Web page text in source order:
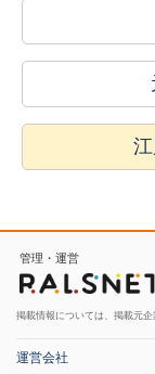
管理・運営
掲載情報については、掲載元企
運営会社